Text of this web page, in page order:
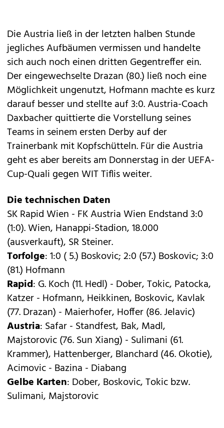
Die Austria ließ in der letzten halben Stunde
jegliches Aufbäumen vermissen und handelte
sich auch noch einen dritten Gegentreffer ein.
Der eingewechselte Drazan (80.) ließ noch eine
Möglichkeit ungenutzt, Hofmann machte es kurz
darauf besser und stellte auf 3:0. Austria-Coach
Daxbacher quittierte die Vorstellung seines
Teams in seinem ersten Derby auf der
Trainerbank mit Kopfschütteln. Für die Austria
geht es aber bereits am Donnerstag in der UEFA-
Cup-Quali gegen WIT Tiflis weiter.
Die technischen Daten
SK Rapid Wien - FK Austria Wien Endstand 3:0
(1:0). Wien, Hanappi-Stadion, 18.000
(ausverkauft), SR Steiner.
Torfolge: 1:0 ( 5.) Boskovic; 2:0 (57.) Boskovic; 3:0
(81.) Hofmann
Rapid: G. Koch (11. Hedl) - Dober, Tokic, Patocka,
Katzer - Hofmann, Heikkinen, Boskovic, Kavlak
(77. Drazan) - Maierhofer, Hoffer (86. Jelavic)
Austria: Safar - Standfest, Bak, Madl,
Majstorovic (76. Sun Xiang) - Sulimani (61.
Krammer), Hattenberger, Blanchard (46. Okotie),
Acimovic - Bazina - Diabang
Gelbe Karten: Dober, Boskovic, Tokic bzw.
Sulimani, Majstorovic